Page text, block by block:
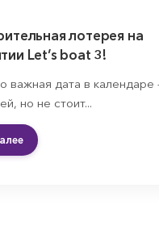
лотерея на
Let’s boat 3!
важная дата в календаре
но не стоит...